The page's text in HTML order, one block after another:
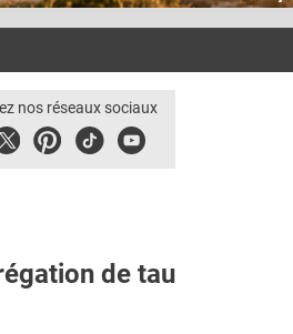
nos réseaux sociaux
Pinterest
TiktokYoubute
de tau